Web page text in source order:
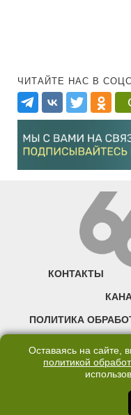
ЧИТАЙТЕ НАС В
КОНТАКТЫ
ПОЛИТИКА
©2007—2025 66.RU.
правообладателя запрещено.
Екатеринбурга — «66.ru» (18+)
Оставаясь на сайте,
политикой